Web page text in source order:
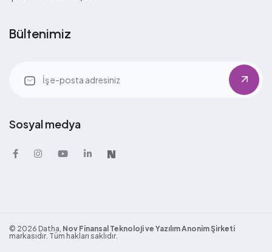
Bültenimiz
Sosyal medya
© 2026 Datha, Nov Finansal Teknoloji ve Yazılım Anonim Şirketi
markasıdır. Tüm hakları saklıdır.